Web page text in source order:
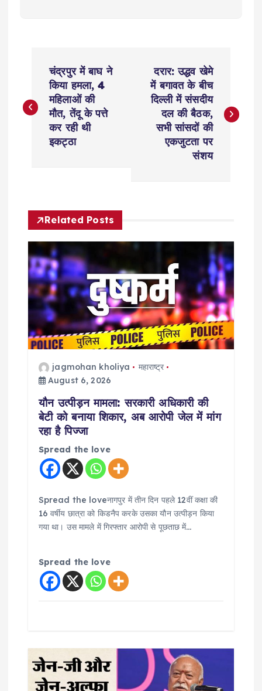
s
a
v
g
a
t
चंद्रपुर में बाघ ने
किया हमला, 4
महिलाओं की
मौत, तेंदू के पत्ते
कर रही थी
इकट्ठा
दरार: उद्धव खेमे
में बगावत के बीच
दिल्ली में संसदीय
दल की बैठक,
सभी सांसदों की
एकजुटता पर
संशय
Related Posts
jagmohan kholiya
महाराष्ट्र
August 6, 2026
यौन उत्पीड़न मामला: सरकारी अधिकारी की
बेटी को बनाया शिकार, अब आरोपी जेल में मांग
रहा है पिज्जा
Spread the love
Spread the loveनागपुर में तीन दिन पहले 12वीं कक्षा की
16 वर्षीय छात्रा को किडनैप करके उसका यौन उत्पीड़न किया
गया था। उस मामले में गिरफ्तार आरोपी से पूछताछ में…
Spread the love